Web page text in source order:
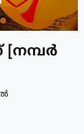
[നമ്പര്‍